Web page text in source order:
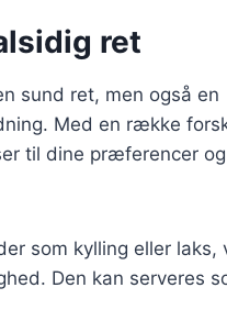
ret
sund ret, men også en
Med en række
til dine præferencer og
som kylling eller laks,
Den kan serveres